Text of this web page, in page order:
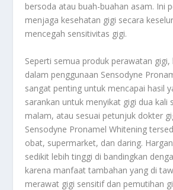
bersoda atau buah-buahan asam. Ini
menjaga kesehatan gigi secara
mencegah sensitivitas gigi.
Seperti semua produk perawatan gigi,
dalam penggunaan Sensodyne
sangat penting untuk mencapai hasil
sarankan untuk menyikat gigi dua kali
malam, atau sesuai petunjuk dokter
Sensodyne Pronamel Whitening
obat, supermarket, dan daring.
sedikit lebih tinggi di bandingkan
karena manfaat tambahan yang di
merawat gigi sensitif dan pemutihan